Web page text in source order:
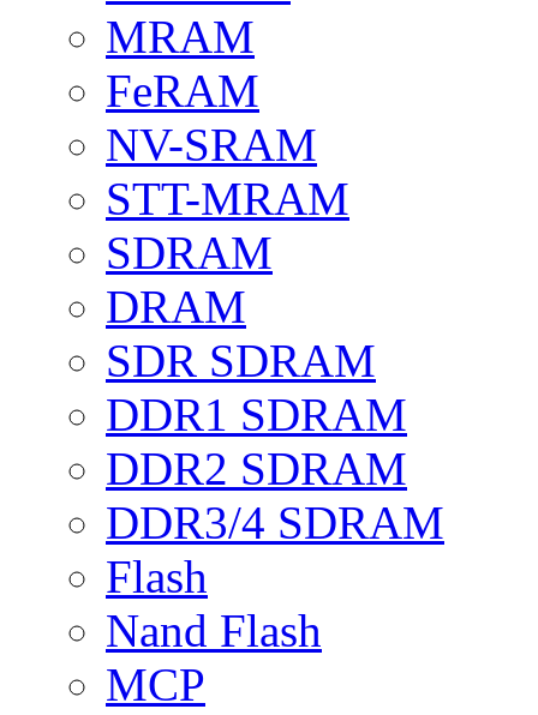
MRAM
FeRAM
NV-SRAM
STT-MRAM
SDRAM
DRAM
SDR SDRAM
DDR1 SDRAM
DDR2 SDRAM
DDR3/4 SDRAM
Flash
Nand Flash
MCP